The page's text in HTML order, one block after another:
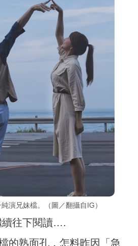
演兄妹檔。（圖／翻攝自IG）
續往下閱讀….
的熟面孔，怎料昨因「急